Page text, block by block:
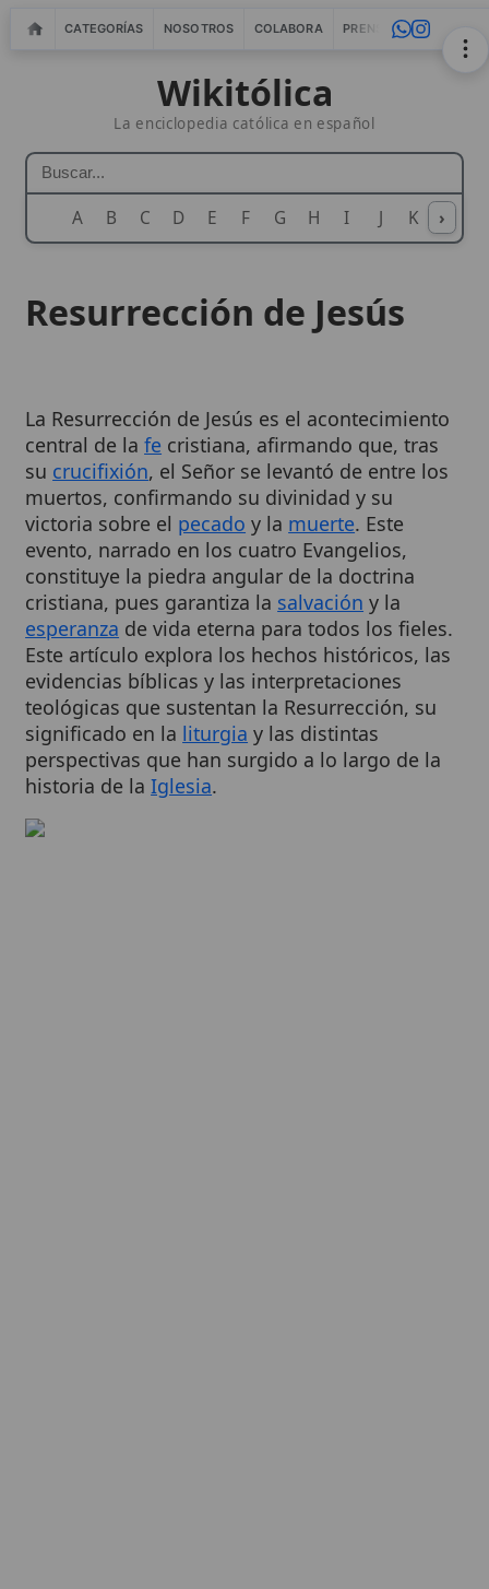
CATEGORÍAS NOSOTROS COLABORA PRENSA WEBMASTERS
Wikitólica
La enciclopedia católica en español
A B C D E F G H I J K L M
›
su crucifixión, el Señor se levantó de entre los
muertos, confirmando su divinidad y su
victoria sobre elpecadoy la muerte. Este
evento, narrado en los cuatro Evangelios,
constituye la piedra angular de la doctrina
cristiana, pues garantiza lasalvacióny la
esperanzade vida eterna para todos los fieles.
Este artículo explora los hechos históricos, las
evidencias bíblicas y las interpretaciones
teológicas que sustentan la Resurrección, su
significado en laliturgiay las distintas
perspectivas que han surgido a lo largo de la
historia de laIglesia.